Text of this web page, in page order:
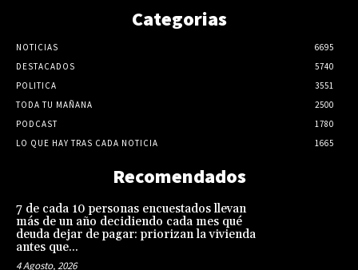
Categorias
NOTICIAS
6695
DESTACADOS
5740
POLITICA
3551
TODA TU MAÑANA
2500
PODCAST
1780
LO QUE HAY TRAS CADA NOTICIA
1665
Recomendados
7 de cada 10 personas encuestados llevan
más de un año decidiendo cada mes qué
deuda dejar de pagar: priorizan la vivienda
antes que...
4 Agosto, 2026